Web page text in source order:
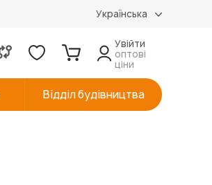
Українська
Увійти
оптові
ціни
Відділ будівництва